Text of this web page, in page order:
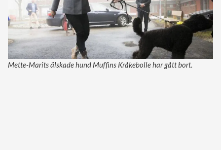
Mette-Marits älskade hund Muffins Kråkebolle har gått bort.